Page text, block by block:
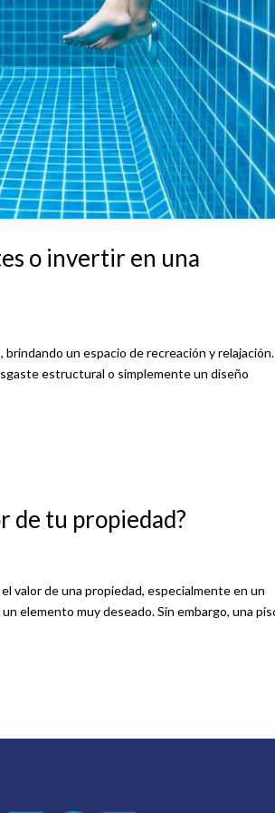
o invertir en una
un espacio de recreación y
estructural o simplemente un diseño
de tu propiedad?
valor de una propiedad, especialmente en un
elemento muy deseado. Sin embargo, una